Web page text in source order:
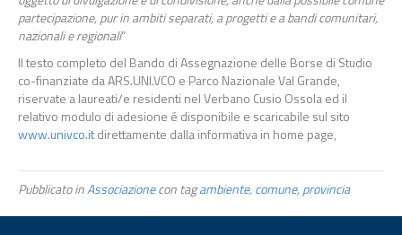
partecipazione, pur in ambiti separati, a progetti e a bandi comunitari,
nazionali e regionali“
Il testo completo del Bando di Assegnazione delle Borse di Studio
co-finanziate da ARS.UNI.VCO e Parco Nazionale Val Grande,
riservate a laureati/e residenti nel Verbano Cusio Ossola ed il
relativo modulo di adesione é disponibile e scaricabile sul sito
www.univco.itdirettamente dalla informativa in home page,
Pubblicato inAssociazionecon tagambiente,comune,provincia